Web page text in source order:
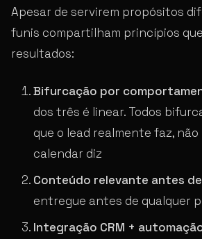
Apesar de servirem propósitos
funis compartilham princípios
resultados:
Bifurcação por
dos três é linear. Todos
que o lead realmente faz, não
calendar diz
Conteúdo relevante antes
entregue antes de qualquer
Integração CRM +